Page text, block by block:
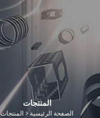
المنتجات
الصفحة الرئيسية المنتجات